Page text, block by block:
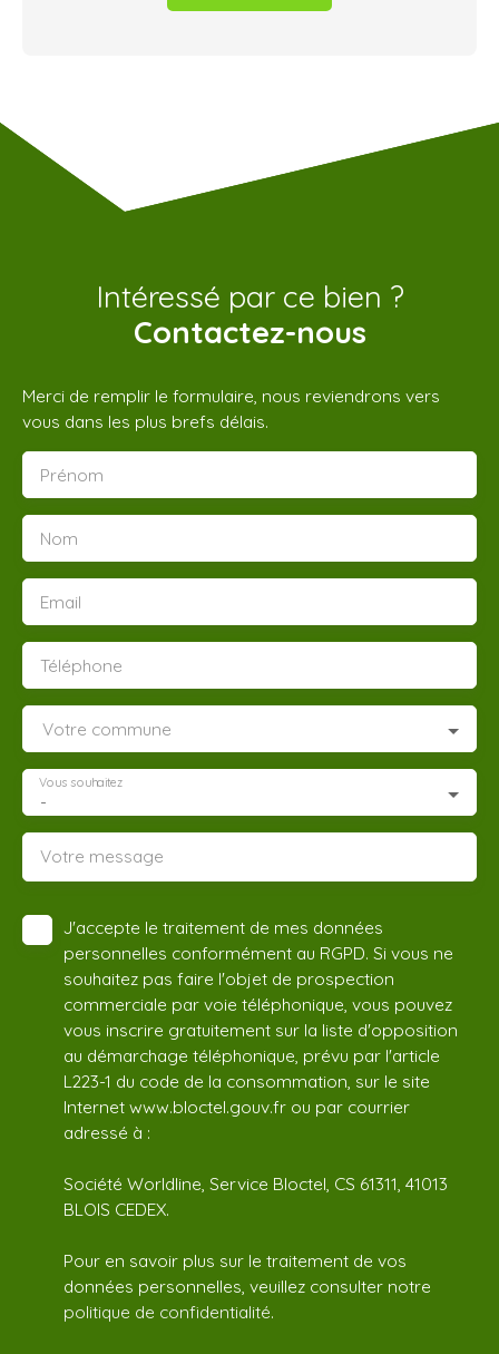
Intéressé par ce bien ?
Contactez-nous
Merci de remplir le formulaire, nous reviendrons vers
vous dans les plus brefs délais.
Prénom
Nom
Email
Téléphone
Votre commune
-
Vous souhaitez
Votre message
J'accepte le traitement de mes données
personnelles conformément au RGPD. Si vous ne
souhaitez pas faire l'objet de prospection
commerciale par voie téléphonique, vous pouvez
vous inscrire gratuitement sur la liste d'opposition
au démarchage téléphonique, prévu par l'article
L223-1 du code de la consommation, sur le site
Internet www.bloctel.gouv.fr ou par courrier
adressé à :
Société Worldline, Service Bloctel, CS 61311, 41013
BLOIS CEDEX.
Pour en savoir plus sur le traitement de vos
données personnelles, veuillez consulter notre
politique de confidentialité.